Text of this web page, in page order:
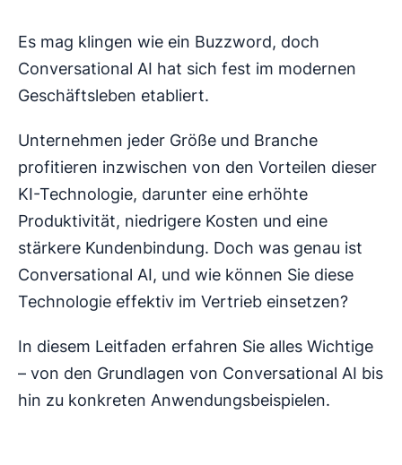
Es mag klingen wie ein Buzzword, doch
Conversational AI hat sich fest im modernen
Geschäftsleben etabliert.
Unternehmen jeder Größe und Branche
profitieren inzwischen von den Vorteilen dieser
KI-Technologie, darunter eine erhöhte
Produktivität, niedrigere Kosten und eine
stärkere Kundenbindung. Doch was genau ist
Conversational AI, und wie können Sie diese
Technologie effektiv im Vertrieb einsetzen?
In diesem Leitfaden erfahren Sie alles Wichtige
– von den Grundlagen von Conversational AI bis
hin zu konkreten Anwendungsbeispielen.